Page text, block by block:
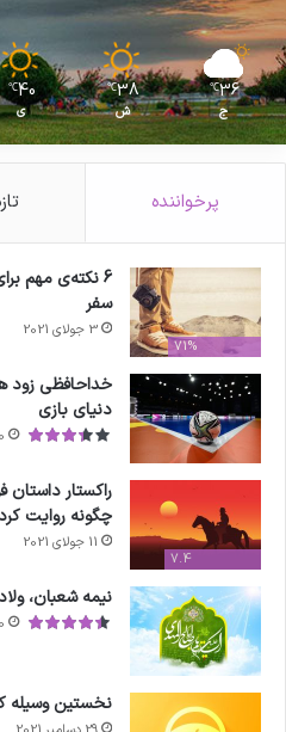
36
℃
ج
38
℃
ش
40
℃
ی
پرخواننده
71%
6 نکته‌ی مهم
سفر
3 جولای 2021
خداحافظی زود
دنیای بازی
30
7.4
راکستار
چگونه روایت
11 جولای 2021
نیمه شعبان،
20
نخستین وسیله